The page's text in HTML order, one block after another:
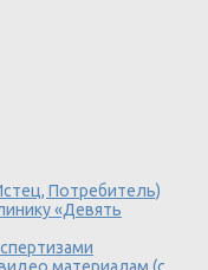
Потребитель)
«Девять